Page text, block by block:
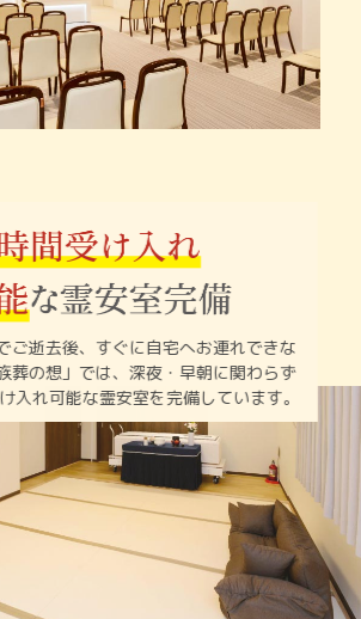
ご逝去後、すぐに自宅へお連れできな
葬の想」では、深夜・早朝に関わらず
入れ可能な霊安室を完備しています。